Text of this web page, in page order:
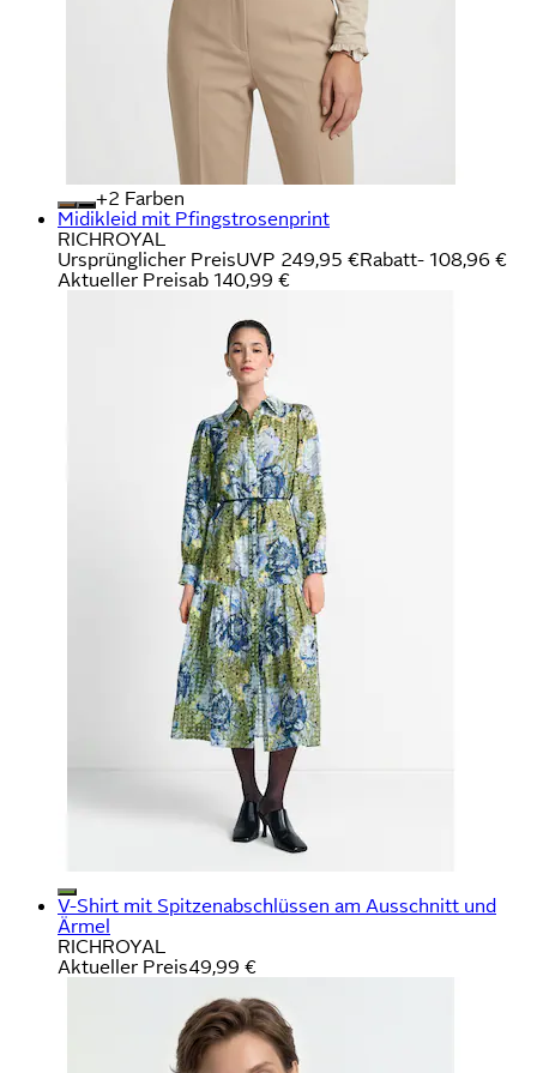
+
Farben
Midikleid mit Pfingstrosenprint
RICHROYAL
Ursprünglicher PreisUVP 249,95 €Rabatt- 108,96 €
Aktueller Preisab 140,99 €
V-Shirt mit Spitzenabschlüssen am Ausschnitt und
Ärmel
RICHROYAL
Aktueller Preis49,99 €